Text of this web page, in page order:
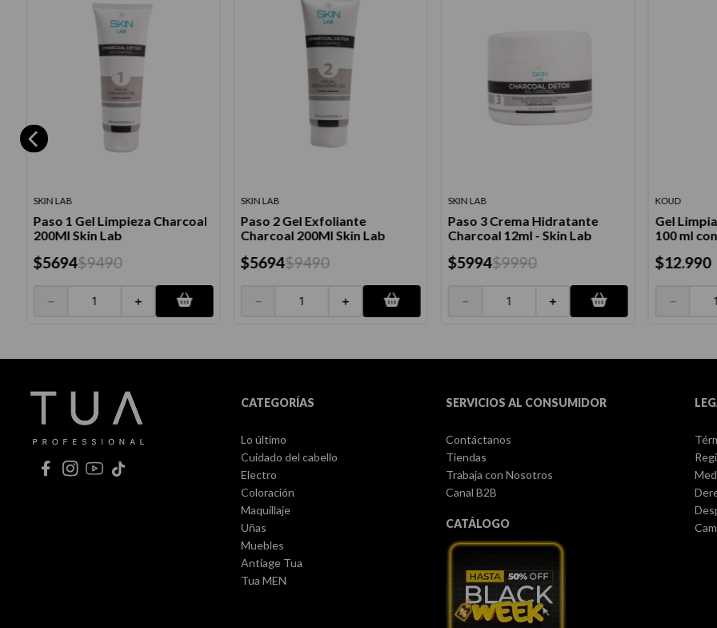
SKIN LAB
Paso 1 Gel Limpieza Charcoal
200Ml Skin Lab
$5694$9490
＋
－
SKIN LAB
Paso 2 Gel Exfoliante
Charcoal 200Ml Skin Lab
$5694$9490
＋
－
SKIN LAB
Paso 3 Crema Hidratante
Charcoal 12ml - Skin Lab
$5994$9990
＋
－
KOUD
Gel
100 ml
$12.990
－
CATEGORÍAS
Lo último
Cuidado del cabello
Electro
Coloración
Maquillaje
Uñas
Muebles
Antiage Tua
Tua MEN
SERVICIOS AL CONSUMIDOR
Contáctanos
Tiendas
Trabaja con Nosotros
Canal B2B
CATÁLOGO